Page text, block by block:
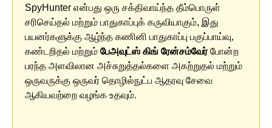
SpyHunter என்பது ஒரு சக்திவாய்ந்த தீம்பொருள்
சரிசெய்தல் மற்றும் பாதுகாப்புக் கருவியாகும், இது
பயனர்களுக்கு ஆழ்ந்த கணினி பாதுகாப்பு பகுப்பாய்வு,
கண்டறிதல் மற்றும் பேஅவுட்ஸ் கிங் ரேன்சம்வேர்போன்ற
பரந்த அளவிலான அச்சுறுத்தல்களை அகற்றுதல் மற்றும்
ஒருவருக்கு ஒருவர் தொழில்நுட்ப ஆதரவு சேவை
ஆகியவற்றை வழங்க உதவும்.